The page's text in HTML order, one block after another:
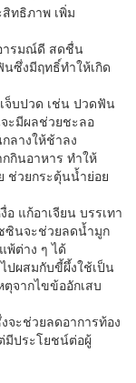
ทธิภาพ เพิ่ม
รมณ์ดี สดชื่น
ซึ่งมีฤทธิ์ทำให้เกิด
ปวด เช่น ปวดฟัน
ะมีผลช่วยชะลอ
ลางให้ช้าลง
นอาหาร ทำให้
ช่วยกระตุ้นน้ำย่อย
ก้อาเจียน บรรเทา
ซินจะช่วยลดน้ำมูก
พ้ต่าง ๆ ได้
สมกับขี้ผึ้งใช้เป็น
ตุจากไขข้ออักเสบ
ช่วยลดอาการท้อง
มีประโยชน์ต่อผู้